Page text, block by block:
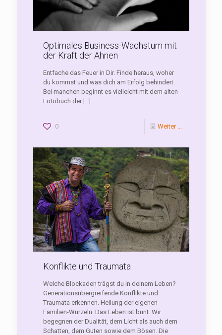
Optimales Business-Wachstum mit
der Kraft der Ahnen
Entfache das Feuer in Dir. Finde heraus, woher
du kommst und was dich am Erfolg behindert.
Bei manchen beginnt es vielleicht mit dem alten
Fotobuch der[…]
0 Weiter ...
Konflikte und Traumata
Welche Blockaden trägst du in deinem Leben?
Generationsübergreifende Konflikte und
Traumata erkennen. Heilung der eigenen
Familien-Wurzeln. Das Leben ist bunt. Wir
begegnen der Dualität, dem Licht als auch dem
Schatten, dem Guten sowie dem Bösen. Die